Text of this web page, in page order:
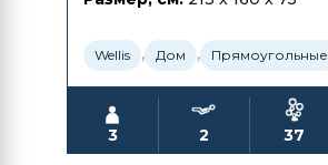
Wellis , Дом , Прямоугольные
3 2 37